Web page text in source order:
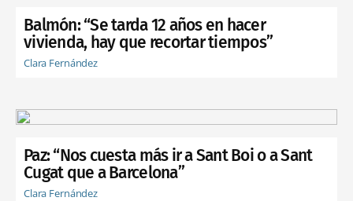
Balmón: “Se tarda 12 años en hacer
vivienda, hay que recortar tiempos”
Clara Fernández
Paz: “Nos cuesta más ir a Sant Boi o a Sant
Cugat que a Barcelona”
Clara Fernández